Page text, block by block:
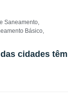
Saneamento,
Básico,
cidades têm